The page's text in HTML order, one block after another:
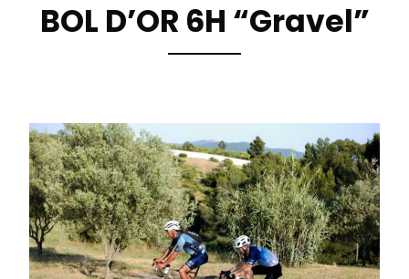
BOL D’OR 6H “Gravel”